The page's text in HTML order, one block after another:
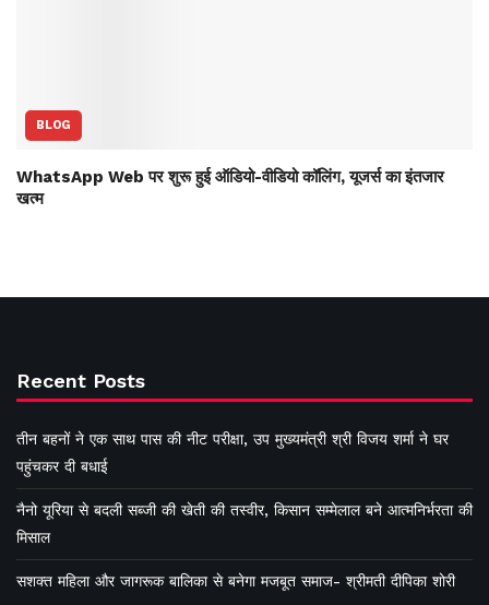
BLOG
WhatsApp Web पर शुरू हुई ऑडियो-वीडियो कॉलिंग, यूजर्स का इंतजार
खत्म
Recent Posts
तीन बहनों ने एक साथ पास की नीट परीक्षा, उप मुख्यमंत्री श्री विजय शर्मा ने घर
पहुंचकर दी बधाई
नैनो यूरिया से बदली सब्जी की खेती की तस्वीर, किसान सम्मेलाल बने आत्मनिर्भरता की
मिसाल
सशक्त महिला और जागरूक बालिका से बनेगा मजबूत समाज- श्रीमती दीपिका शोरी